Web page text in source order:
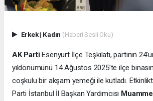
Erkek| Kadın (Haberi Sesli Oku)
AK PartiEsenyurt İlçe Teşkilatı, partinin
yıldönümünü 14 Ağustos 2025’te ilçe
coşkulu bir akşam yemeği ile kutladı.
Parti İstanbul İl Başkan Yardımcısı